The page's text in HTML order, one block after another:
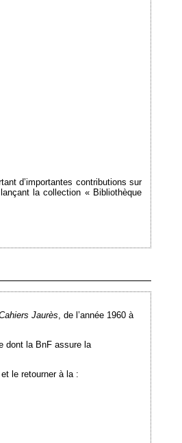
d’importantes contributions sur
la collection « Bibliothèque
Jaurès, de l’année 1960 à
dont la BnF assure la
le retourner à la :